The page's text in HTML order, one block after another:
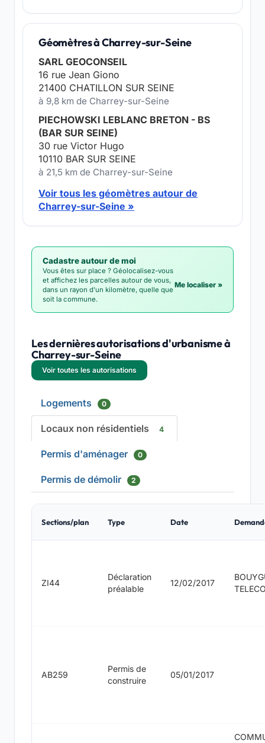
Géomètres à Charrey-sur-Seine
SARL GEOCONSEIL
16 rue Jean Giono
21400 CHATILLON SUR SEINE
à 9,8 km de Charrey-sur-Seine
PIECHOWSKI LEBLANC BRETON - BS
(BAR SUR SEINE)
30 rue Victor Hugo
10110 BAR SUR SEINE
à 21,5 km de Charrey-sur-Seine
Voir tous les géomètres autour de
Charrey-sur-Seine »
Cadastre autour de moi
Vous êtes sur place ? Géolocalisez-vous
et affichez les parcelles autour de vous,
dans un rayon d'un kilomètre, quelle que
soit la commune.
Me localiser »
Les dernières autorisations d'urbanisme à
Charrey-sur-Seine
Voir toutes les autorisations
Logements 0
Locaux non résidentiels 4
Permis d'aménager 0
Permis de démolir 2
Sections/plan Type Date
ZI44
Déclaration
préalable
12/02/2017
AB259
Permis de
construire
05/01/2017